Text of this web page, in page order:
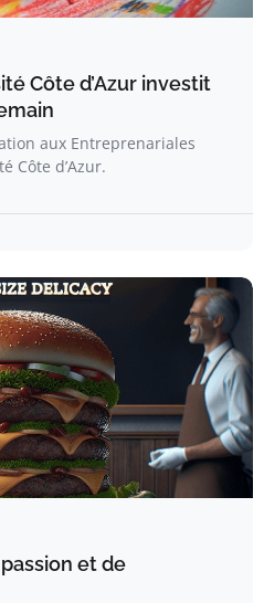
Côte d’Azur investit
aux Entreprenariales
Côte d’Azur.
et de